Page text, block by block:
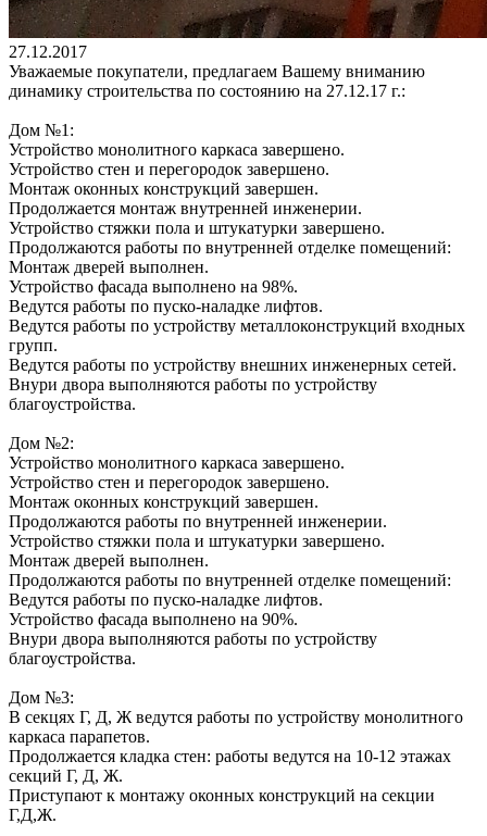
27.12.2017
Уважаемые покупатели, предлагаем Вашему вниманию
динамику строительства по состоянию на 27.12.17 г.:
Дом №1:
Устройство монолитного каркаса завершено.
Устройство стен и перегородок завершено.
Монтаж оконных конструкций завершен.
Продолжается монтаж внутренней инженерии.
Устройство стяжки пола и штукатурки завершено.
Продолжаются работы по внутренней отделке помещений:
Монтаж дверей выполнен.
Устройство фасада выполнено на 98%.
Ведутся работы по пуско-наладке лифтов.
Ведутся работы по устройству металлоконструкций входных
групп.
Ведутся работы по устройству внешних инженерных сетей.
Внури двора выполняются работы по устройству
благоустройства.
Дом №2:
Устройство монолитного каркаса завершено.
Устройство стен и перегородок завершено.
Монтаж оконных конструкций завершен.
Продолжаются работы по внутренней инженерии.
Устройство стяжки пола и штукатурки завершено.
Монтаж дверей выполнен.
Продолжаются работы по внутренней отделке помещений:
Ведутся работы по пуско-наладке лифтов.
Устройство фасада выполнено на 90%.
Внури двора выполняются работы по устройству
благоустройства.
Дом №3:
В секцях Г, Д, Ж ведутся работы по устройству монолитного
каркаса парапетов.
Продолжается кладка стен: работы ведутся на 10-12 этажах
секций Г, Д, Ж.
Приступают к монтажу оконных конструкций на секции
Г,Д,Ж.